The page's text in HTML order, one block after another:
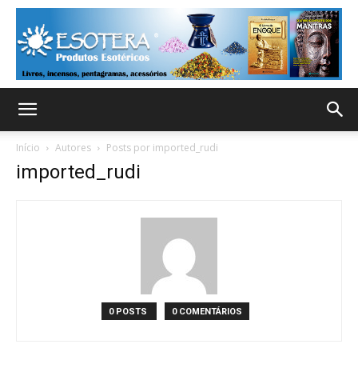
Início Autores Posts por imported_rudi
imported_rudi
0 POSTS 0 COMENTÁRIOS